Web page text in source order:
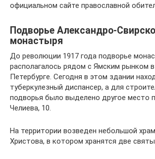
официальном сайте православной
Подворье Александро-
монастыря
До революции 1917 года подворье
располагалось рядом с Ямским рынком
Петербурге. Сегодня в этом здании
туберкулезный диспансер, а для
подворья было выделено другое место
Челиева, 10.
На территории возведен небольшой
Христова, в котором хранятся две